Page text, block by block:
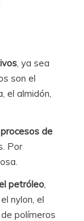
, ya sea
son el
el almidón,
procesos de
Por
petróleo
nylon, el
polímeros